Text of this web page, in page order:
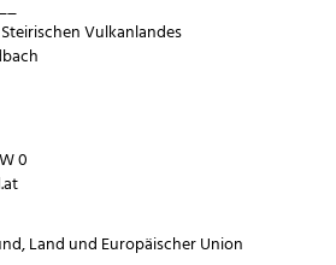
Vulkanlandes
0
,Land und Europäischer Union